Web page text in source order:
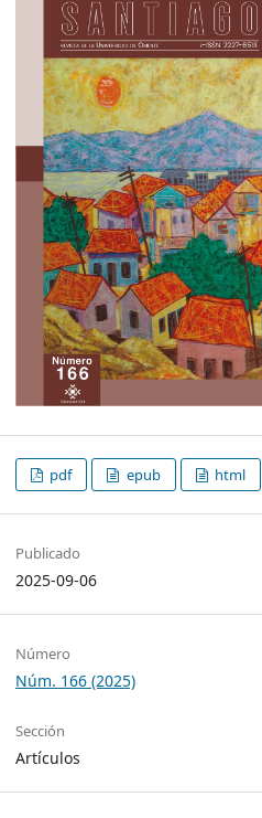
pdf epub html
Publicado
2025-09-06
Número
Núm. 166 (2025)
Sección
Artículos